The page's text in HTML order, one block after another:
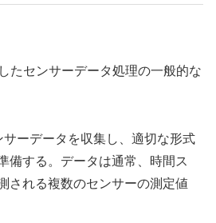
たセンサーデータ処理の一般的な
サーデータを収集し、適切な形式
備する。データは通常、時間ス
される複数のセンサーの測定値